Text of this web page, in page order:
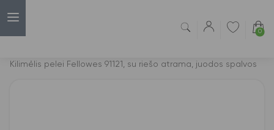
0
Kilimėlis pelei Fellowes 91121, su riešo atrama, juodos spalvos